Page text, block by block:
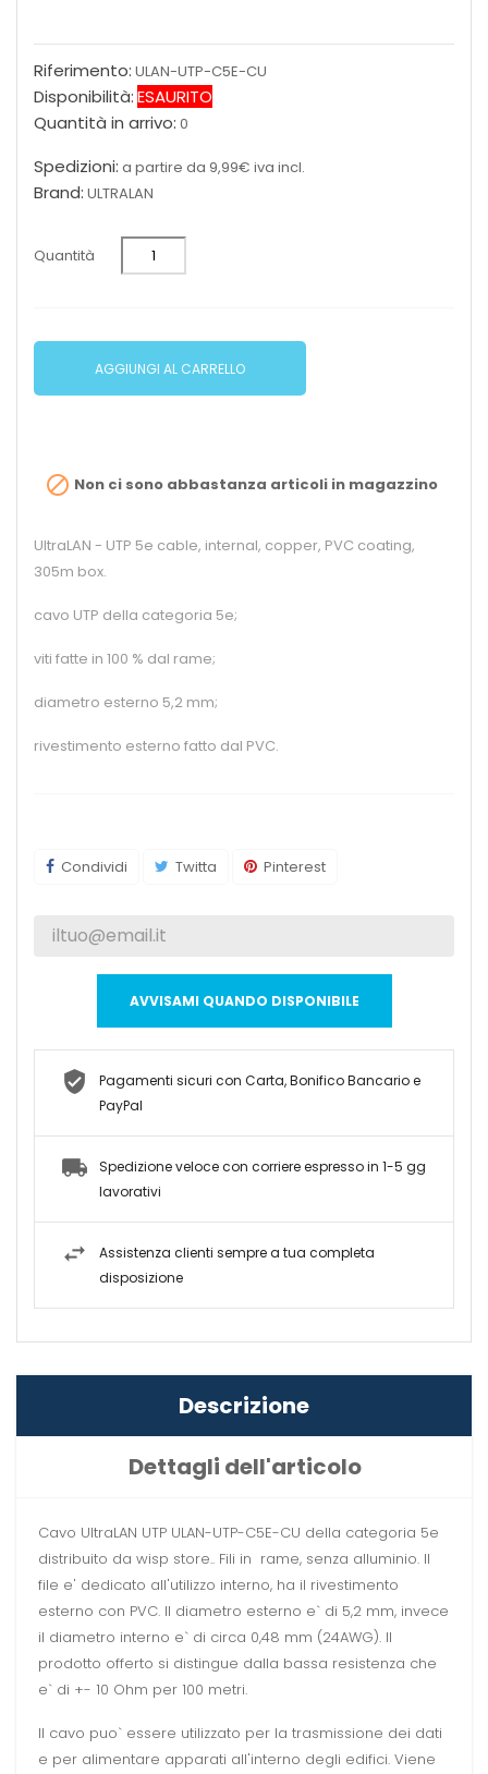
Riferimento: ULAN-UTP-C5E-CU
Disponibilità:ESAURITO
Quantità in arrivo: 0
Spedizioni: a partire da 9,99€ iva incl.
Brand: ULTRALAN
Quantità
AGGIUNGI AL CARRELLO
 Non ci sono abbastanza articoli in magazzino
UltraLAN - UTP 5e cable, internal, copper, PVC coating,
305m box.
cavo UTP della categoria 5e;
viti fatte in 100 % dal rame;
diametro esterno 5,2 mm;
rivestimento esterno fatto dal PVC.
Condividi Twitta Pinterest
AVVISAMI QUANDO DISPONIBILE
Pagamenti sicuri con Carta, Bonifico Bancario e
PayPal
Spedizione veloce con corriere espresso in 1-5 gg
lavorativi
Assistenza clienti sempre a tua completa
disposizione
Descrizione
Dettagli dell'articolo
Cavo UltraLAN UTP ULAN-UTP-C5E-CU della categoria 5e
distribuito da wisp store.. Fili in rame, senza alluminio. Il
file e' dedicato all'utilizzo interno, ha il rivestimento
esterno con PVC. Il diametro esterno e` di 5,2 mm, invece
il diametro interno e` di circa 0,48 mm (24AWG). Il
prodotto offerto si distingue dalla bassa resistenza che
e` di +- 10 Ohm per 100 metri.
Il cavo puo` essere utilizzato per la trasmissione dei dati
e per alimentare apparati all'interno degli edifici. Viene